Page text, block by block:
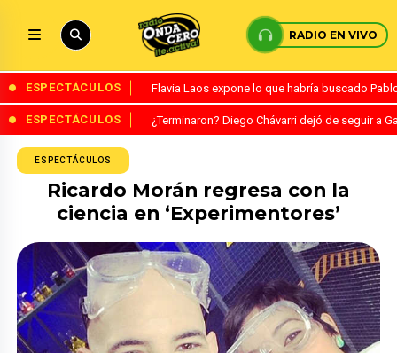
RADIO EN VIVO
ESPECTÁCULOS Flavia Laos expone lo que habría buscado
ESPECTÁCULOS ¿Terminaron? Diego Chávarri dejó de seguir a
ESPECTÁCULOS
Ricardo Morán regresa con la
ciencia en ‘Experimentores’